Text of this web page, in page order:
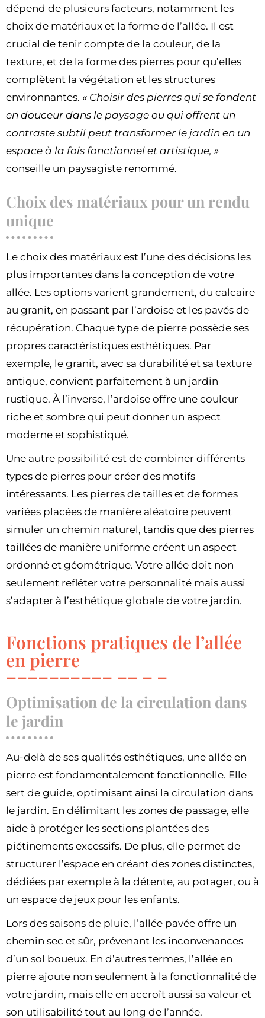
dépend de plusieurs facteurs, notamment les
choix de matériaux et la forme de l’allée. Il est
crucial de tenir compte de la couleur, de la
texture, et de la forme des pierres pour qu’elles
complètent la végétation et les structures
environnantes. « Choisir des pierres qui se fondent
en douceur dans le paysage ou qui offrent un
contraste subtil peut transformer le jardin en un
espace à la fois fonctionnel et artistique, »
conseille un paysagiste renommé.
Choix des matériaux pour un rendu
unique
Le choix des matériaux est l’une des décisions les
plus importantes dans la conception de votre
allée. Les options varient grandement, du calcaire
au granit, en passant par l’ardoise et les pavés de
récupération. Chaque type de pierre possède ses
propres caractéristiques esthétiques. Par
exemple, le granit, avec sa durabilité et sa texture
antique, convient parfaitement à un jardin
rustique. À l’inverse, l’ardoise offre une couleur
riche et sombre qui peut donner un aspect
moderne et sophistiqué.
Une autre possibilité est de combiner différents
types de pierres pour créer des motifs
intéressants. Les pierres de tailles et de formes
variées placées de manière aléatoire peuvent
simuler un chemin naturel, tandis que des pierres
taillées de manière uniforme créent un aspect
ordonné et géométrique. Votre allée doit non
seulement refléter votre personnalité mais aussi
s’adapter à l’esthétique globale de votre jardin.
Fonctions pratiques de l’allée
en pierre
Optimisation de la circulation dans
le jardin
Au-delà de ses qualités esthétiques, une allée en
pierre est fondamentalement fonctionnelle. Elle
sert de guide, optimisant ainsi la circulation dans
le jardin. En délimitant les zones de passage, elle
aide à protéger les sections plantées des
piétinements excessifs. De plus, elle permet de
structurer l’espace en créant des zones distinctes,
dédiées par exemple à la détente, au potager, ou à
un espace de jeux pour les enfants.
Lors des saisons de pluie, l’allée pavée offre un
chemin sec et sûr, prévenant les inconvenances
d’un sol boueux. En d’autres termes, l’allée en
pierre ajoute non seulement à la fonctionnalité de
votre jardin, mais elle en accroît aussi sa valeur et
son utilisabilité tout au long de l’année.